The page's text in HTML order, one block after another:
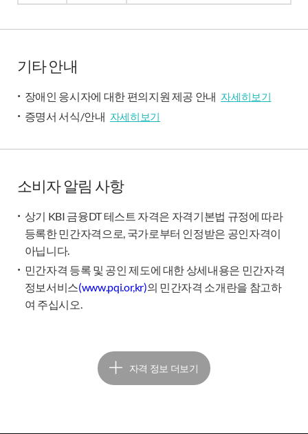
기타 안내
장애인 응시자에 대한 편의지원 제공 안내 자세히보기
증명서 서식/안내 자세히보기
소비자 알림 사항
상기 KBI 금융DT 테스트 자격은 자격기본법 규정에 따라
등록한 민간자격으로, 국가로부터 인정받은 공인자격이
아닙니다.
민간자격 등록 및 공인 제도에 대한 상세내용은 민간자격
정보서비스(www.pqi.or,kr)의 민간자격 소개란을 참고하
여 주십시오.
수험참고도서 자격 정보 더보기